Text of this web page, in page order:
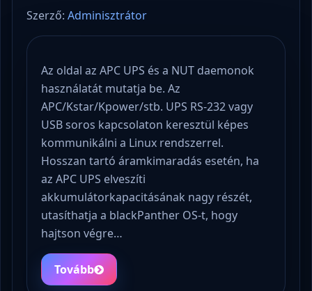
Szerző: Adminisztrátor
Az oldal az APC UPS és a NUT daemonok
használatát mutatja be. Az
APC/Kstar/Kpower/stb. UPS RS-232 vagy
USB soros kapcsolaton keresztül képes
kommunikálni a Linux rendszerrel.
Hosszan tartó áramkimaradás esetén, ha
az APC UPS elveszíti
akkumulátorkapacitásának nagy részét,
utasíthatja a blackPanther OS-t, hogy
hajtson végre…
Tovább